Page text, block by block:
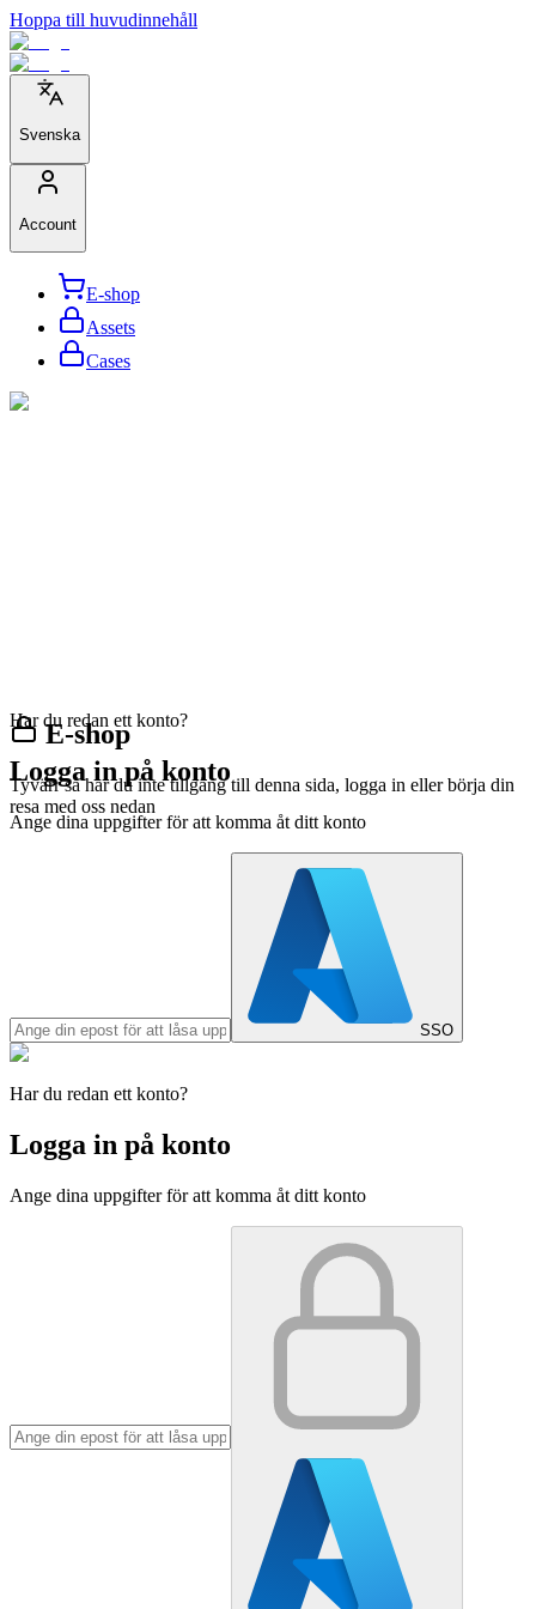
Hoppa till huvudinnehåll
Svenska
Account
E-shop
Assets
Cases
E-shop
Tyvärr så har du inte tillgång till denna sida, logga in eller börja din
resa med oss nedan
Har du redan ett konto?
Logga in på konto
Ange dina uppgifter för att komma åt ditt konto
SSO
Har du redan ett konto?
Logga in på konto
Ange dina uppgifter för att komma åt ditt konto